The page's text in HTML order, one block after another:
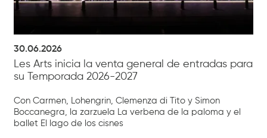
30.06.2026
Les Arts inicia la venta general de entradas para
su Temporada 2026-2027
Con Carmen, Lohengrin, Clemenza di Tito y Simon
Boccanegra, la zarzuela La verbena de la paloma y el
ballet El lago de los cisnes